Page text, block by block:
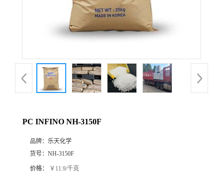
品
厅
PC INFINO NH-3150F
品牌： 乐天化学
货号： NH-3150F
价格： ￥11.9/千克